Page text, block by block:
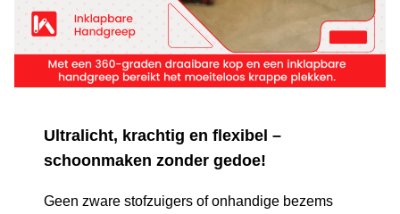
Ultralicht, krachtig en flexibel –
schoonmaken zonder gedoe!
Geen zware stofzuigers of onhandige bezems